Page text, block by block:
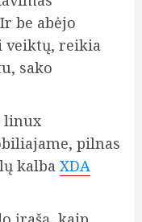
be abėjo
veiktų, reikia
sako
linux
pilnas
kalba XDA